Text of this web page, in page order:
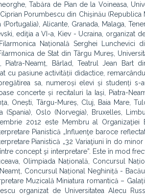
Tabăra de Pian de la Voineasa,
Porumbescu din Chișinău (Republica
Alicante, Granada, Malaga,
ediţia a VI-a, Kiev - Ucraina, organizat
Națională Serghei Lunchevici
de Stat din Târgu Mureș,
Neamț, Bârlad, Teatrul Jean Bart
cu pasiune activității didactice,
sa, numeroși elevi și studenți s-
concerte și recitaluri la Iași, Piatra-
Onești, Târgu-Mureș, Cluj, Baia Mare,
Oslo (Norvegia), Bruxelles,
2012 este Membru al Organizaţiei
Pianistică „Influenţe baroce
Pianistică „32 Variaţiuni în do
concept şi interpretare”. Este în mod
Olimpiada Națională, Concursul
Concursul Național Neghiniță -
Muzicală Miniatura romantică –
organizat de Universitatea Alecu